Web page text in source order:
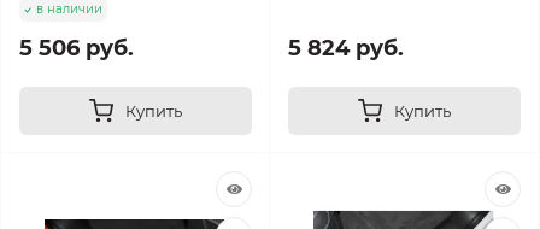
в наличии
5 506 руб.
Купить
5 824 руб.
Купить